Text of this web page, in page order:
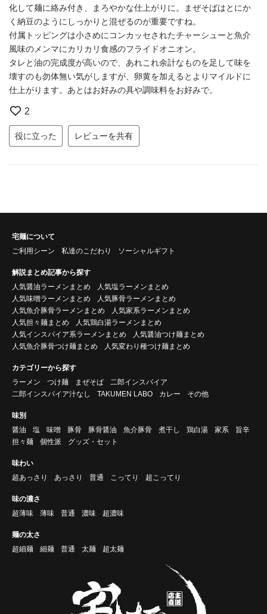
化して麺に絡み付き、まろやかな仕上がりに。まぜそばはとにか
く納豆のようにしっかりと混ぜるのが重要ですね。
付属トッピングは小さめにコンカッセされたチャーシューと魚介
風味のメンマにカリカリ食感のフライドオニオン。
タレと油の完成度が高いので、あれこれ余計なものを足して味を
壊すのも勿体無い気がしますが、卵黄を加えるとよりマイルドに
仕上がります。あとはお好みの具や調味料をお好みで。
2
役に立った レビューを共有
宅麺について
ご利用シーン
私達のこだわり ソーシャルギフト
解説まとめ記事から探す
人気醤油ラーメンまとめ
人気塩ラーメンまとめ
人気味噌ラーメンまとめ
人気豚骨ラーメンまとめ
人気魚介豚骨ラーメンまとめ
人気家系ラーメンまとめ
人気担々麺まとめ
人気鶏白湯ラーメンまとめ
人気インスパイア系ラーメンまとめ
人気醤油つけ麺まとめ
人気魚介豚骨つけ麺まとめ
人気変わり種つけ麺まとめ
カテゴリーから探す
ラーメン
つけ麺 まぜそば
二郎インスパイア
二郎インスパイア汁なし
TAKUMEN LABO カレー その他
味別
醤油
塩 味噌 豚骨 豚骨醤油 魚介豚骨 煮干し 鶏白湯 家系
旨辛
担々麺
個性派 グッズ・セット
味わい
超あっさり
あっさり 普通 こってり 超こってり
味の濃さ
超薄味
薄味 普通 濃味 超濃味
麺の太さ
超細麺
細麺 普通 太麺 超太麺